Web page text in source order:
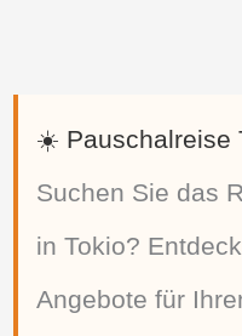
☀️ Pauschalreise
Suchen Sie das
in Tokio?
Angebote für